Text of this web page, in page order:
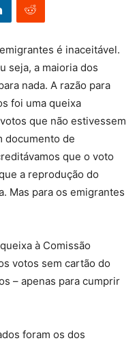
é inaceitável.
seja, a maioria dos
nada. A razão para
foi uma queixa
que não estivessem
documento de
que o voto
a reprodução do
Mas para os emigrantes
à Comissão
votos sem cartão do
– apenas para cumprir
foram os dos